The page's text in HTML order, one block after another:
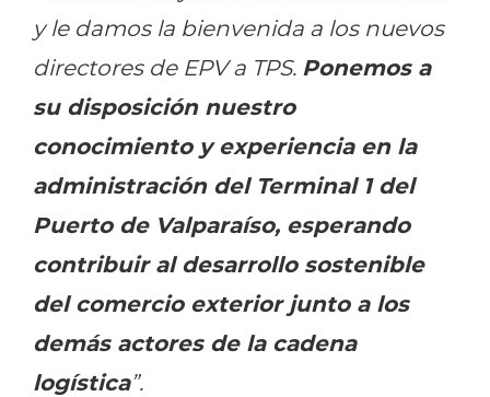
y le damos la bienvenida a los nuevos
directores de EPV a TPS. Ponemos a
su disposición nuestro
conocimiento y experiencia en la
administración del Terminal 1 del
Puerto de Valparaíso, esperando
contribuir al desarrollo sostenible
del comercio exterior junto a los
demás actores de la cadena
logística”.